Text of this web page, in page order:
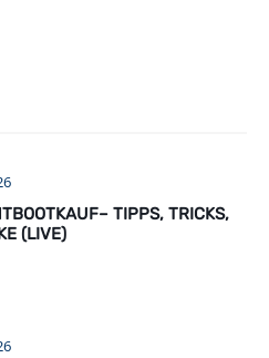
TIPPS, TRICKS,
(LIVE)